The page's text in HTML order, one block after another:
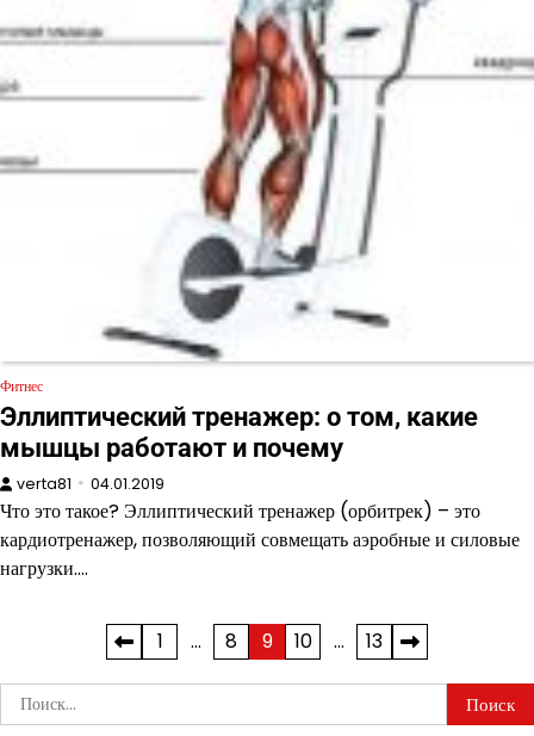
Фитнес
Эллиптический тренажер: о том, какие
мышцы работают и почему
verta81 04.01.2019
Что это такое? Эллиптический тренажер (орбитрек) – это
кардиотренажер, позволяющий совмещать аэробные и силовые
нагрузки.…
Пагинация
записей
1 … 8 9 10 …
13
Найти: